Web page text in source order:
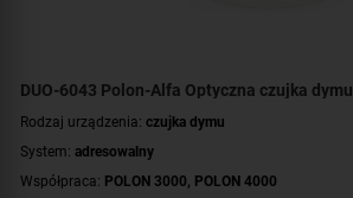
DUO-6043 Polon-Alfa Optyczna czujka dymu
Rodzaj urządzenia: czujka dymu
System: adresowalny
Współpraca: POLON 3000 POLON 4000